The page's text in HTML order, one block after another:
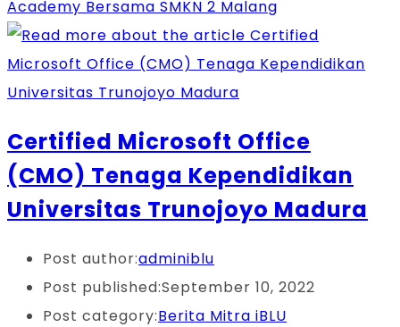
Academy Bersama SMKN 2 Malang
Certified Microsoft Office
(CMO) Tenaga Kependidikan
Universitas Trunojoyo Madura
Post author:adminiblu
Post published:September 10, 2022
Post category:Berita Mitra iBLU